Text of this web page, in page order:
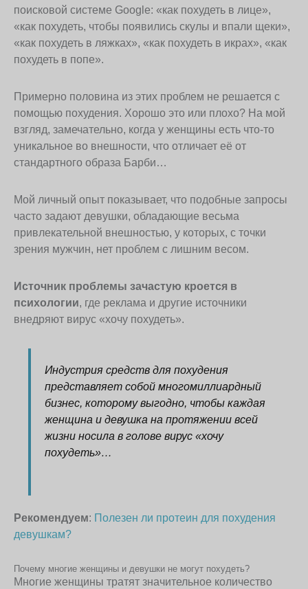
поисковой системе Google: «как похудеть в лице»,
«как похудеть, чтобы появились скулы и впали щеки»,
«как похудеть в ляжках», «как похудеть в икрах», «как
похудеть в попе».
Примерно половина из этих проблем не решается с
помощью похудения. Хорошо это или плохо? На мой
взгляд, замечательно, когда у женщины есть что-то
уникальное во внешности, что отличает её от
стандартного образа Барби…
Мой личный опыт показывает, что подобные запросы
часто задают девушки, обладающие весьма
привлекательной внешностью, у которых, с точки
зрения мужчин, нет проблем с лишним весом.
Источник проблемы зачастую кроется в
психологии, где реклама и другие источники
внедряют вирус «хочу похудеть».
Индустрия средств для похудения
представляет собой многомиллиардный
бизнес, которому выгодно, чтобы каждая
женщина и девушка на протяжении всей
жизни носила в голове вирус «хочу
похудеть»…
Рекомендуем: Полезен ли протеин для похудения
девушкам?
Почему многие женщины и девушки не могут похудеть?
Многие женщины тратят значительное количество